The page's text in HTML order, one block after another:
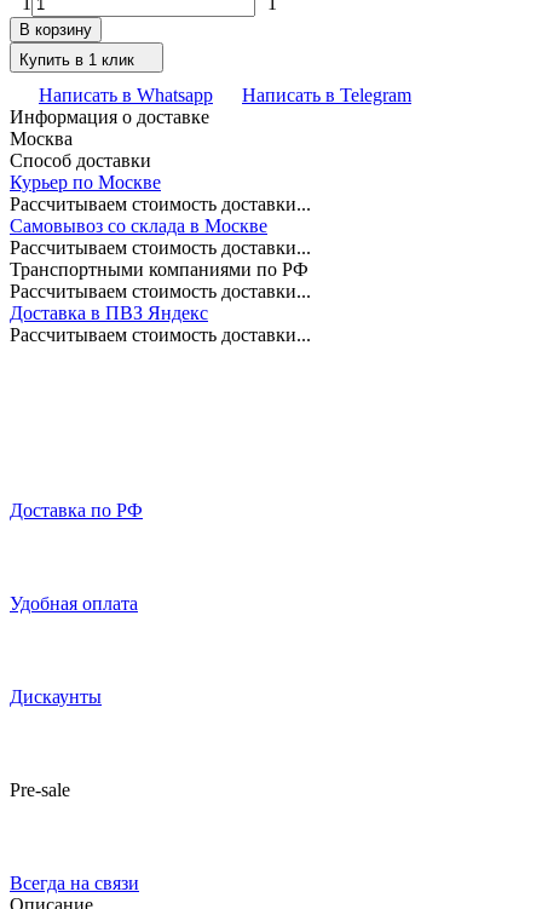
В корзину
Купить в 1 клик
Написать в Whatsapp
Написать в Telegram
Информация о доставке
Москва
Способ доставки
Курьер по Москве
Рассчитываем стоимость доставки...
Самовывоз со склада в Москве
Рассчитываем стоимость доставки...
Транспортными компаниями по РФ
Рассчитываем стоимость доставки...
Доставка в ПВЗ Яндекс
Рассчитываем стоимость доставки...
Доставка по РФ
Удобная оплата
Дискаунты
Pre-sale
Всегда на связи
Описание